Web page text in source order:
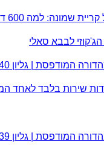
דורשי עבודה הם לא מה שחשבתם?
לבבא סאלי
המודפסת | גליון 940
שירות בלבד לאחד
המודפסת | גליון 939